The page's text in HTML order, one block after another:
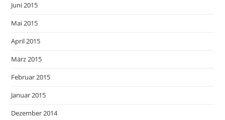
Juni 2015
Mai 2015
April 2015
März 2015
Februar 2015
Januar 2015
Dezember 2014